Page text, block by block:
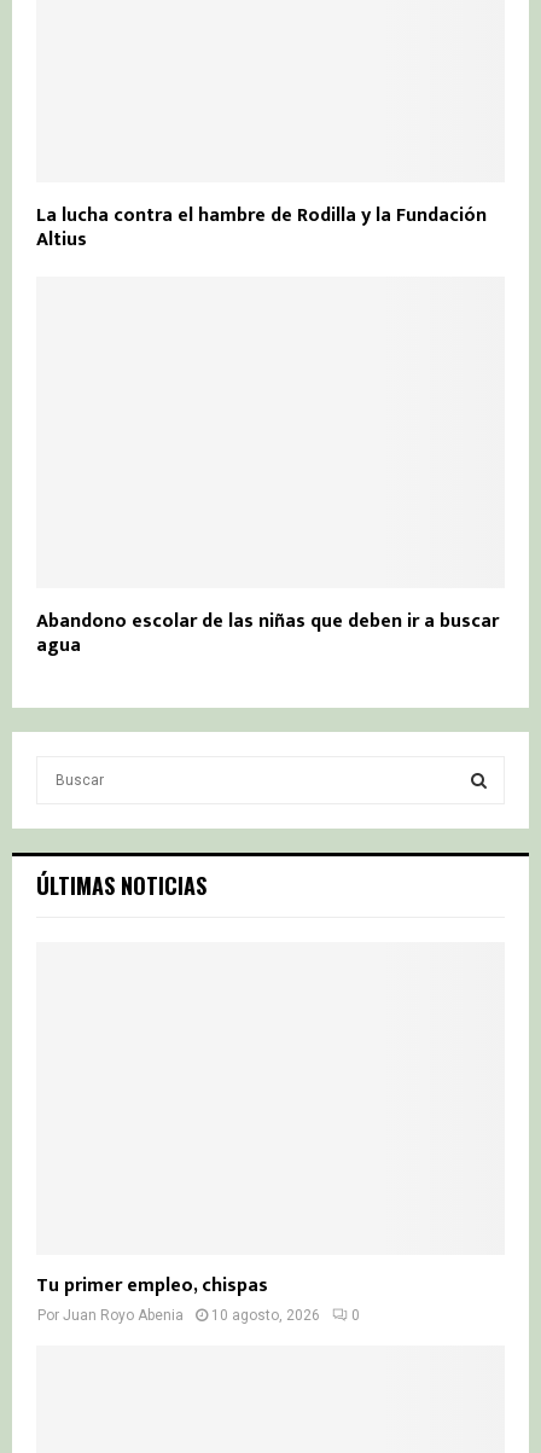
La lucha contra el hambre de Rodilla y la Fundación
Altius
Abandono escolar de las niñas que deben ir a buscar
agua
c
h
S
ÚLTIMAS NOTICIAS
Tu primer empleo, chispas
Por Juan Royo Abenia 10 agosto, 2026 0